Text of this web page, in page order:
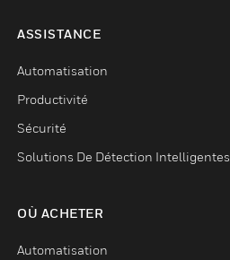
ASSISTANCE
Automatisation
Productivité
Sécurité
Solutions De Détection Intelligentes
OÙ ACHETER
Automatisation